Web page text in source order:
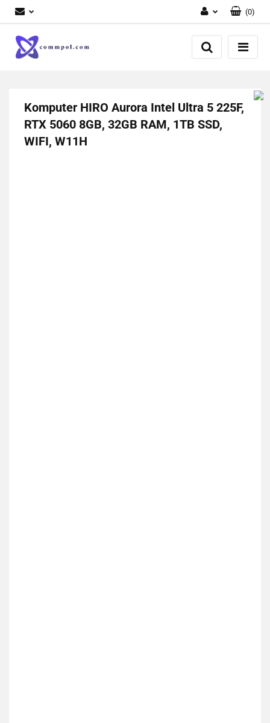
Zaloguj się
Zarejestruj się
(0)
Komputer HIRO Aurora Intel Ultra 5 225F,
RTX 5060 8GB, 32GB RAM, 1TB SSD,
WIFI, W11H